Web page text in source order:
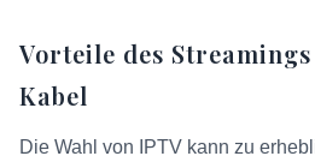
Vorteile des
Kabel
Die Wahl von IPTV kann zu